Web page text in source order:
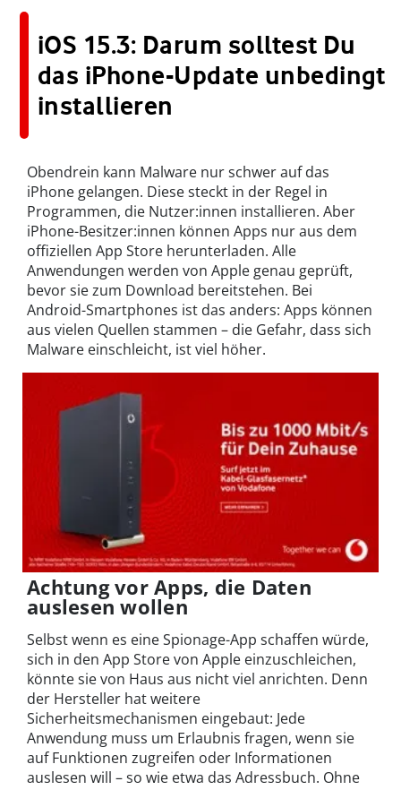
iOS 15.3: Darum solltest Du
das iPhone-Update unbedingt
installieren
Obendrein kann Malware nur schwer auf das
iPhone gelangen. Diese steckt in der Regel in
Programmen, die Nutzer:innen installieren. Aber
iPhone-Besitzer:innen können Apps nur aus dem
offiziellen App Store herunterladen. Alle
Anwendungen werden von Apple genau geprüft,
bevor sie zum Download bereitstehen. Bei
Android-Smartphones ist das anders: Apps können
aus vielen Quellen stammen – die Gefahr, dass sich
Malware einschleicht, ist viel höher.
Achtung vor Apps, die Daten
auslesen wollen
Selbst wenn es eine Spionage-App schaffen würde,
sich in den App Store von Apple einzuschleichen,
könnte sie von Haus aus nicht viel anrichten. Denn
der Hersteller hat weitere
Sicherheitsmechanismen eingebaut: Jede
Anwendung muss um Erlaubnis fragen, wenn sie
auf Funktionen zugreifen oder Informationen
auslesen will – so wie etwa das Adressbuch. Ohne